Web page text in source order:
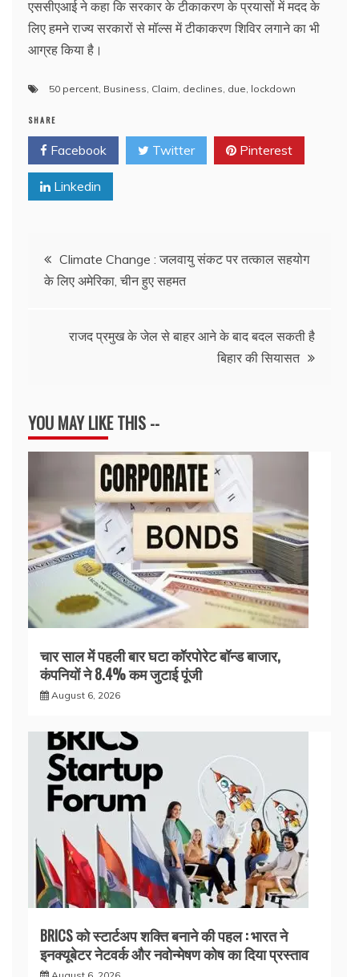
एससीएआई ने कहा कि सरकार के टीकाकरण के प्रयासों में मदद के
लिए हमने राज्य सरकारों से मॉल्स में टीकाकरण शिविर लगाने का भी
आग्रह किया है।
50 percent, Business, Claim, declines, due, lockdown
SHARE
Facebook Twitter Pinterest
Linkedin
Post
navigation
Climate Change : जलवायु संकट पर तत्काल सहयोग
के लिए अमेरिका, चीन हुए सहमत
राजद प्रमुख के जेल से बाहर आने के बाद बदल सकती है
बिहार की सियासत
YOU MAY LIKE THIS --
चार साल में पहली बार घटा कॉरपोरेट बॉन्ड बाजार,
कंपनियों ने 8.4% कम जुटाई पूंजी
August 6, 2026
BRICS को स्टार्टअप शक्ति बनाने की पहल : भारत ने
इनक्यूबेटर नेटवर्क और नवोन्मेषण कोष का दिया प्रस्ताव